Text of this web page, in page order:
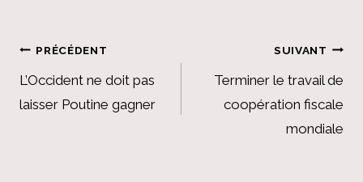
Navigation
de
l’article
PRÉCÉDENT
L’Occident ne doit pas
laisser Poutine gagner
SUIVANT
Terminer le travail de
coopération fiscale
mondiale